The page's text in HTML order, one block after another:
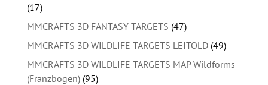
(17)
MMCRAFTS 3D FANTASY TARGETS (47)
MMCRAFTS 3D WILDLIFE TARGETS LEITOLD (49)
MMCRAFTS 3D WILDLIFE TARGETS MAP Wildforms
(Franzbogen) (95)